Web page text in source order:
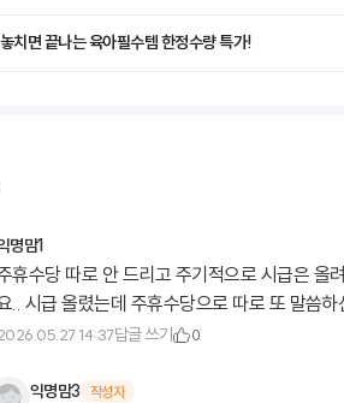
놓치면 끝나는 육아필수템 한정수량 특가!
명맘1
휴수당 따로 안 드리고 주기적으로 시급은 올
.. 시급 올렸는데 주휴수당으로 따로 또 말씀하
14:37답글 쓰기 0
익명맘3 작성자